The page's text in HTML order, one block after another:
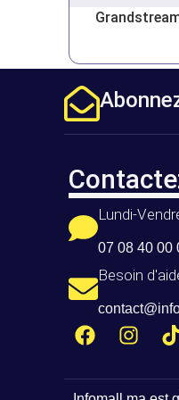
Lundi-
07 08 40 00
Besoin